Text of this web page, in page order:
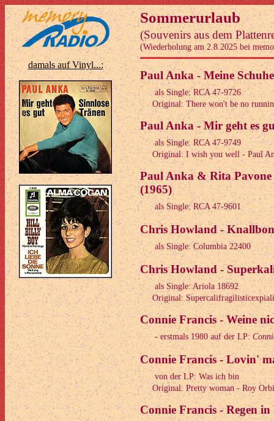
damals auf Vinyl...:
Sommerurlaub
(Souvenirs aus dem
(Wiederholung am 2.8.2025 bei
Paul Anka - Meine
als Single: RCA 47-9726
Original: There won't be no runnin'
Paul Anka - Mir geht es
als Single: RCA 47-9749
Original: I wish you well - Paul
Paul Anka & Rita
(1965)
als Single: RCA 47-9601
Chris Howland -
als Single: Columbia 22400
Chris Howland -
als Single: Ariola 18692
Original:
Connie Francis - Weine
- erstmals 1980 auf der LP:
Connie Francis - Lovin'
von der LP: Was ich bin
Original: Pretty woman - Roy
Connie Francis - Regen